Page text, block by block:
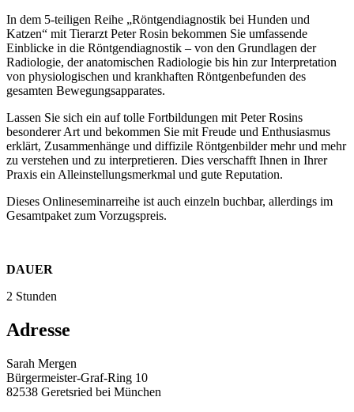
In dem 5-teiligen Reihe „Röntgendiagnostik bei Hunden und
Katzen“ mit Tierarzt Peter Rosin bekommen Sie umfassende
Einblicke in die Röntgendiagnostik – von den Grundlagen der
Radiologie, der anatomischen Radiologie bis hin zur Interpretation
von physiologischen und krankhaften Röntgenbefunden des
gesamten Bewegungsapparates.
Lassen Sie sich ein auf tolle Fortbildungen mit Peter Rosins
besonderer Art und bekommen Sie mit Freude und Enthusiasmus
erklärt, Zusammenhänge und diffizile Röntgenbilder mehr und mehr
zu verstehen und zu interpretieren. Dies verschafft Ihnen in Ihrer
Praxis ein Alleinstellungsmerkmal und gute Reputation.
Dieses Onlineseminarreihe ist auch einzeln buchbar, allerdings im
Gesamtpaket zum Vorzugspreis.
DAUER
2 Stunden
Adresse
Sarah Mergen
Bürgermeister-Graf-Ring 10
82538 Geretsried bei München